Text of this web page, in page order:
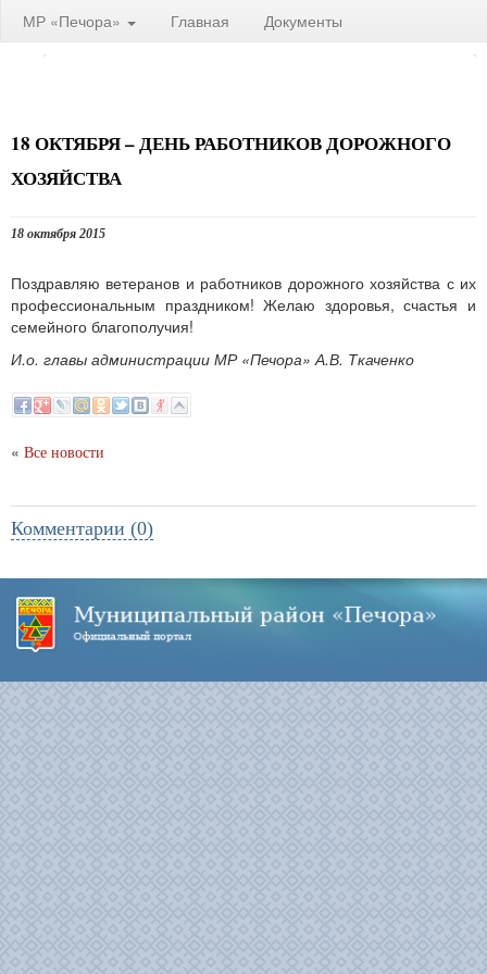
МР «Печора» Главная Документы
18 ОКТЯБРЯ – ДЕНЬ РАБОТНИКОВ ДОРОЖНОГО
ХОЗЯЙСТВА
18 октября 2015
Поздравляю ветеранов и работников дорожного хозяйства с их
профессиональным праздником! Желаю здоровья, счастья и
семейного благополучия!
И.о. главы администрации МР «Печора» А.В. Ткаченко
« Все новости
Комментарии (0)